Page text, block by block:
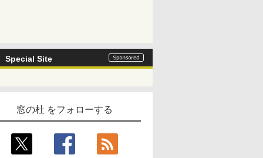
Special Site
窓の杜 をフォローする